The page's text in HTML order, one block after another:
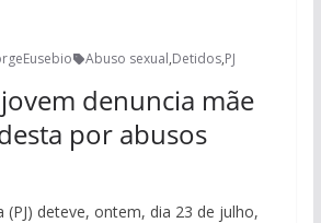
Abuso sexual,Detidos,PJ
denuncia mãe
por abusos
(PJ) deteve, ontem, dia 23 de julho,